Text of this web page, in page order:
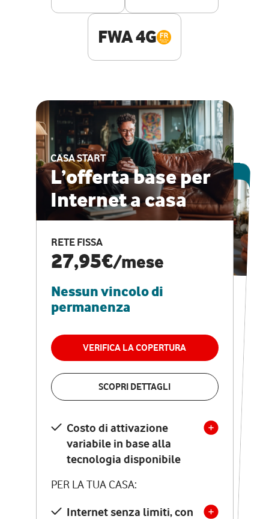
FWA 4G
CASA START
L’offerta base per
Internet a casa
RETE FISSA
27,95€/mese
Nessun vincolo di
permanenza
VERIFICA LA COPERTURA
SCOPRI DETTAGLI
Costo di attivazione
variabile in base alla
tecnologia disponibile
PER LA TUA CASA:
Internet senza limiti, con
ESCLUSIVA ONLINE
CASA PRO
Internet veloce e
vantaggi speciali
RETE FISSA + VODAFONE CLUB
29,95€
permanenza
VERIFICA LA COPERTURA
Costo di attivazione
variabile in base alla
tecnologia disponibile
PER LA TUA CASA:
Internet senza limiti, con
la migliore tecnologia